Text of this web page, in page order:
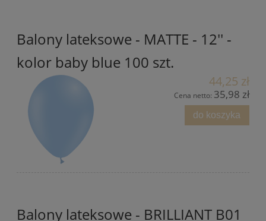
Balony lateksowe - MATTE - 12'' -
kolor baby blue 100 szt.
44,25 zł
Cena netto: 35,98 zł
do koszyka
Balony lateksowe - BRILLIANT B01